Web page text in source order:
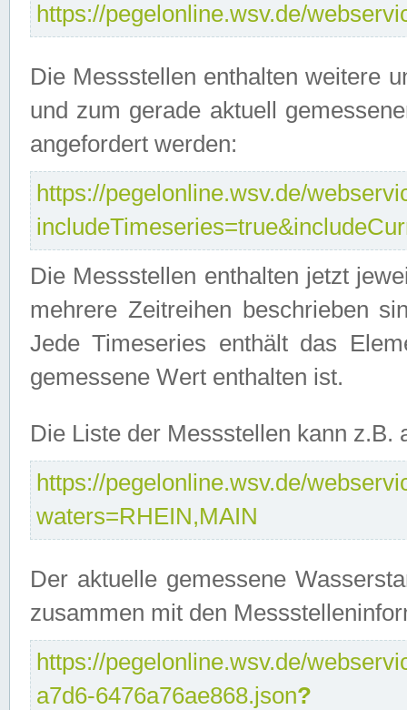
https://pegelonline.wsv.de/
Die Messstellen enthalten weitere
und zum gerade aktuell
angefordert werden:
https://pegelonline.wsv.de/
Die Messstellen enthalten jetzt
mehrere Zeitreihen beschrieben
Jede Timeseries enthält das
gemessene Wert enthalten ist.
Die Liste der Messstellen kann
https://pegelonline.wsv.de/
waters=RHEIN,MAIN
Der aktuelle gemessene
zusammen mit den
https://pegelonline.wsv.de/
a7d6-6476a76ae868.json?